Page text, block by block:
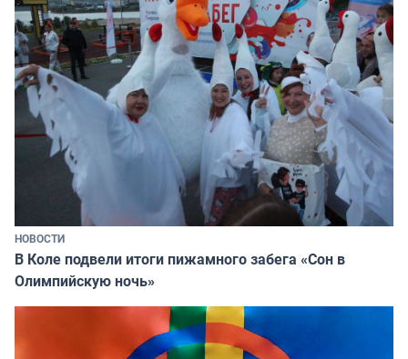
НОВОСТИ
В Коле подвели итоги пижамного забега «Сон в
Олимпийскую ночь»